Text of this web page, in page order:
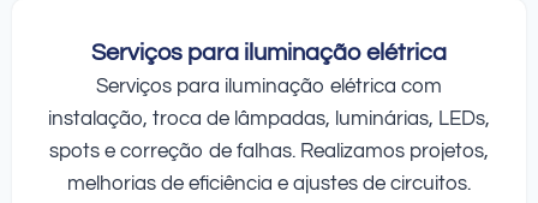
Serviços para iluminação elétrica
Serviços para iluminação elétrica com
instalação, troca de lâmpadas, luminárias, LEDs,
spots e correção de falhas. Realizamos projetos,
melhorias de eficiência e ajustes de circuitos.